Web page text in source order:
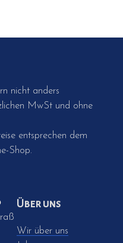
nicht anders
MwSt und ohne
entsprechen dem
Shop.
Über uns
Wir über uns